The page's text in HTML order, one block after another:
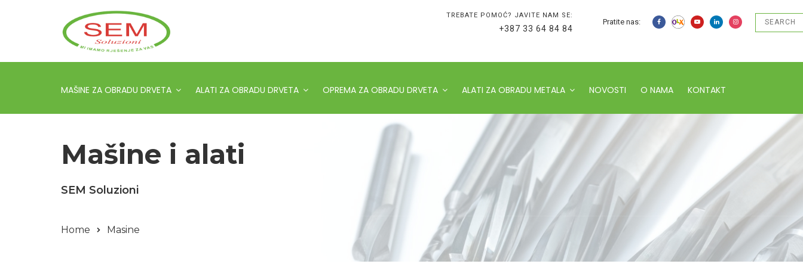
TREBATE POMOĆ? JAVITE NAM SE:
+387 33 64 84 84
Pratite nas:
MAŠINE ZA OBRADU DRVETA ALATI ZA OBRADU DRVETA OPREMA ZA OBRADU DRVETA ALATI ZA OBRADU METALA NOVOSTI O NAMA KONTAKT
Mašine i alati
SEM Soluzioni
Home Masine